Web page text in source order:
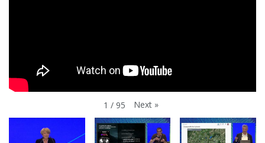
1 / 95 Next »